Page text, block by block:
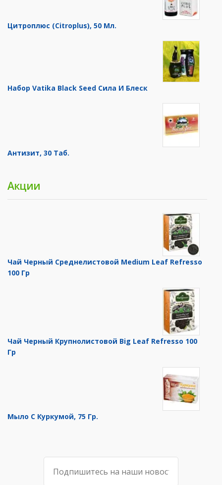
Цитроплюс (Citroplus), 50 Мл.
Набор Vatika Black Seed Сила И Блеск
Антизит, 30 Таб.
Акции
Чай Черный Среднелистовой Medium Leaf Refresso
100 Гр
Чай Черный Крупнолистовой Big Leaf Refresso 100
Гр
Мыло С Куркумой, 75 Гр.